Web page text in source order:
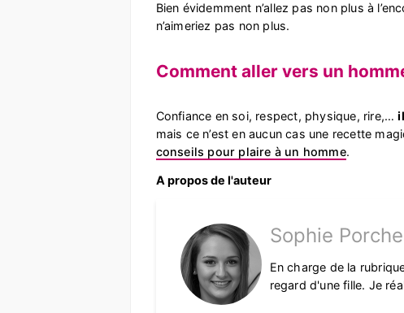
Bien évidemment n’allez pas non plus à
n’aimeriez pas non plus.
Comment aller vers un
Confiance en soi, respect, physique, rire,…
mais ce n’est en aucun cas une recette
conseils pour plaire à un homme.
A propos de l'auteur
Sophie
En charge de la
regard d'une fille. Je